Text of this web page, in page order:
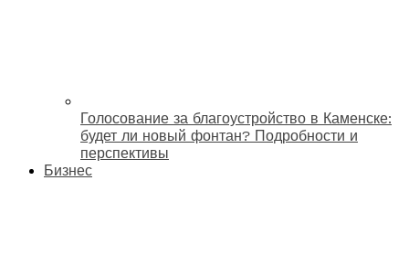
Голосование за благоустройство в Каменске:
будет ли новый фонтан? Подробности и
перспективы
Бизнес